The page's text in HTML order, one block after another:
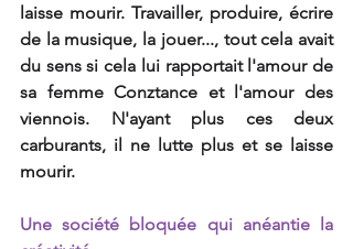
laisse mourir. Travailler, produire, écrire
de la musique, la jouer..., tout cela avait
du sens si cela lui rapportait l'amour de
sa femme Conztance et l'amour des
viennois. N'ayant plus ces deux
carburants, il ne lutte plus et se laisse
mourir.
Une société bloquée qui anéantie la